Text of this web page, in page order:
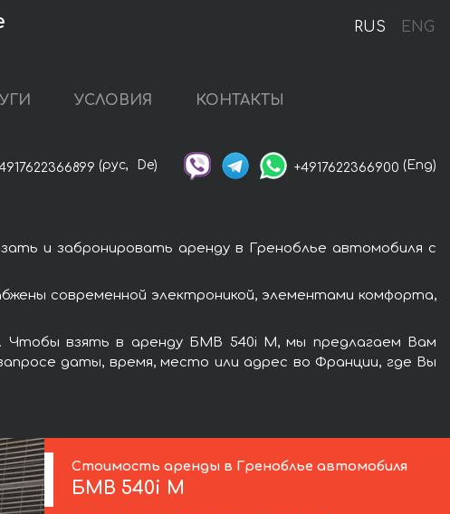
RUS ENG
УСЛОВИЯ КОНТАКТЫ
(рус, De) +4917622366900 (Eng)
и забронировать аренду в Греноблье автомобиля с
современной электроникой, элементами комфорта,
Чтобы взять в аренду БМВ 540i M, мы предлагаем Вам
даты, время, место или адрес во Франции, где Вы
Стоимость аренды в Греноблье автомобиля
БМВ 540i M